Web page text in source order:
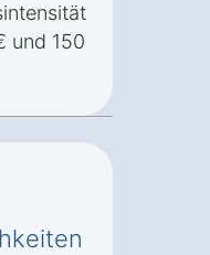
und 150